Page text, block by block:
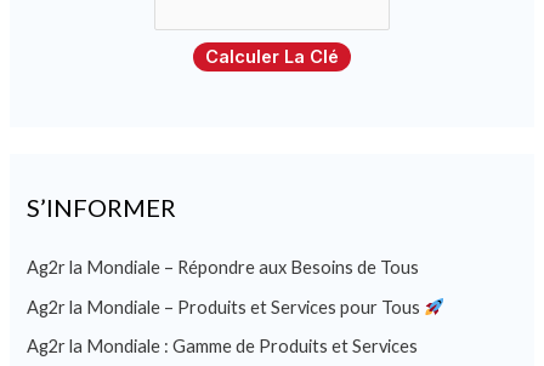
Calculer La Clé
S’INFORMER
Ag2r la Mondiale – Répondre aux Besoins de Tous
Ag2r la Mondiale – Produits et Services pour Tous
Ag2r la Mondiale : Gamme de Produits et Services